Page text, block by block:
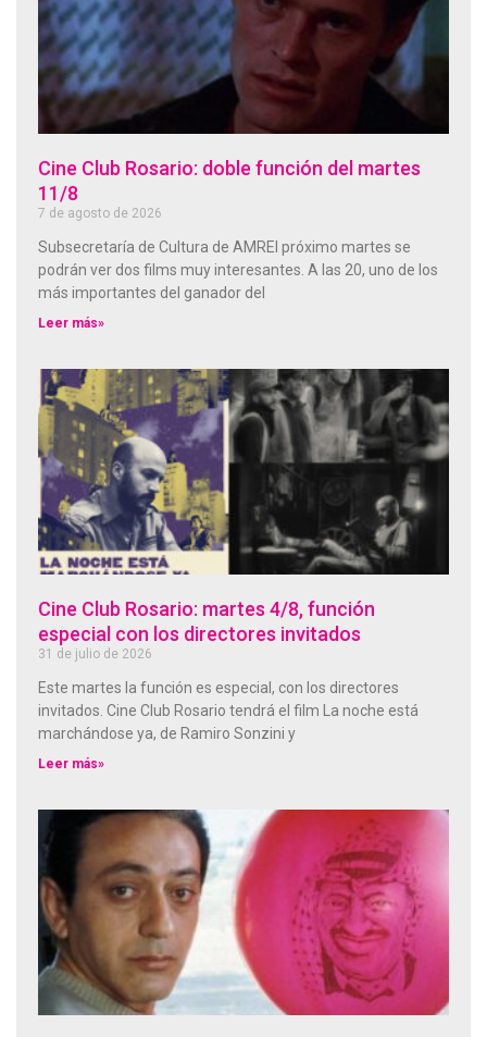
Cine Club Rosario: doble función del martes
11/8
7 de agosto de 2026
Subsecretaría de Cultura de AMREl próximo martes se
podrán ver dos films muy interesantes. A las 20, uno de los
más importantes del ganador del
Leer más»
Cine Club Rosario: martes 4/8, función
especial con los directores invitados
31 de julio de 2026
Este martes la función es especial, con los directores
invitados. Cine Club Rosario tendrá el film La noche está
marchándose ya, de Ramiro Sonzini y
Leer más»